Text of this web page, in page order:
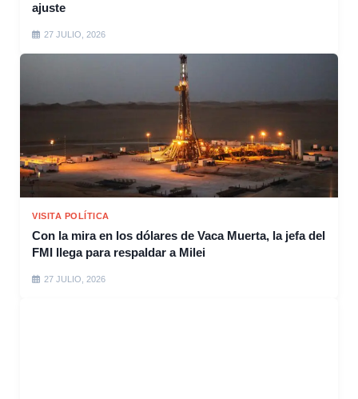
ajuste
27 JULIO, 2026
VISITA POLÍTICA
Con la mira en los dólares de Vaca Muerta, la jefa del
FMI llega para respaldar a Milei
27 JULIO, 2026